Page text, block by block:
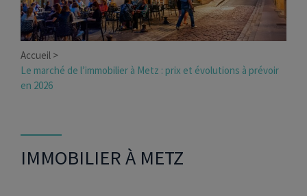
Accueil
Le marché de l’immobilier à Metz : prix et évolutions à prévoir
en 2026
IMMOBILIER À METZ